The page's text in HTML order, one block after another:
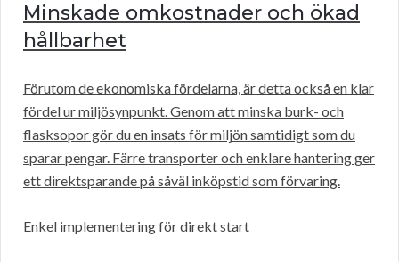
Minskade omkostnader och ökad
hållbarhet
Förutom de ekonomiska fördelarna, är detta också en klar
fördel ur miljösynpunkt. Genom att minska burk- och
flasksopor gör du en insats för miljön samtidigt som du
sparar pengar. Färre transporter och enklare hantering ger
ett direktsparande på såväl inköpstid som förvaring.
Enkel implementering för direkt start